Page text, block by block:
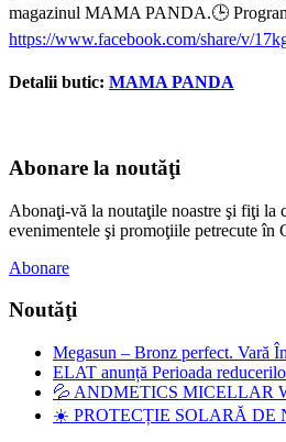
magazinul MAMA PANDA.🕒
https://www.facebook.com/share/v/
Detalii butic: MAMA PANDA
Abonare la noutăţi
Abonaţi-vă la noutaţile noastre şi fiţi la
evenimentele şi promoţiile petrecute în
Abonare
Noutăţi
Megasun – Bronz perfect. Vară
ELAT anunță Perioada
💦 ANDMETICS MICELLAR
☀️ PROTECȚIE SOLARĂ DE